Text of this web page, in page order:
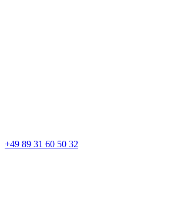
+49 89 31 60 50 32